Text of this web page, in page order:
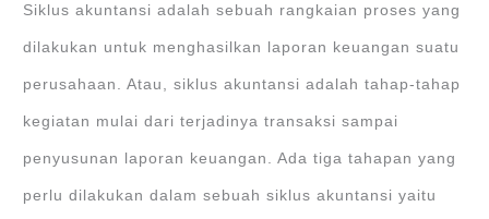
Siklus akuntansi adalah sebuah rangkaian proses yang
dilakukan untuk menghasilkan laporan keuangan suatu
perusahaan. Atau, siklus akuntansi adalah tahap-tahap
kegiatan mulai dari terjadinya transaksi sampai
penyusunan laporan keuangan. Ada tiga tahapan yang
perlu dilakukan dalam sebuah siklus akuntansi yaitu